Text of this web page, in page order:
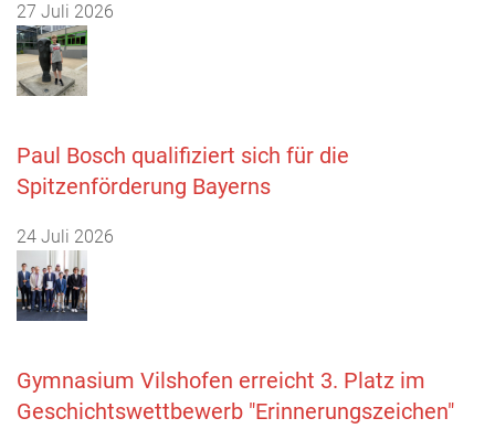
27 Juli 2026
Paul Bosch qualifiziert sich für die
Spitzenförderung Bayerns
24 Juli 2026
Gymnasium Vilshofen erreicht 3. Platz im
Geschichtswettbewerb "Erinnerungszeichen"